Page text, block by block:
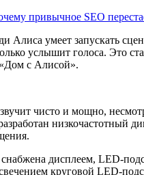
привычное SEO
Алиса умеет запускать
услышит голоса. Это
с Алисой».
чисто и мощно,
низкочастотный
дисплеем, LED-
круговой LED-